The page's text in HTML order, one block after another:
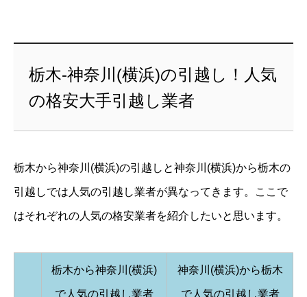
栃木-神奈川(横浜)の引越し！人気
の格安大手引越し業者
栃木から神奈川(横浜)の引越しと神奈川(横浜)から栃木の
引越しでは人気の引越し業者が異なってきます。ここで
はそれぞれの人気の格安業者を紹介したいと思います。
栃木から神奈川(横浜)
で人気の引越し業者
神奈川(横浜)から栃木
で人気の引越し業者